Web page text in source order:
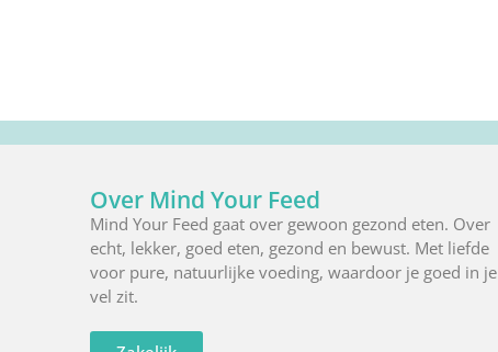
Over Mind Your Feed
Mind Your Feed gaat over gewoon gezond eten. Over
echt, lekker, goed eten, gezond en bewust. Met liefde
voor pure, natuurlijke voeding, waardoor je goed in je
vel zit.